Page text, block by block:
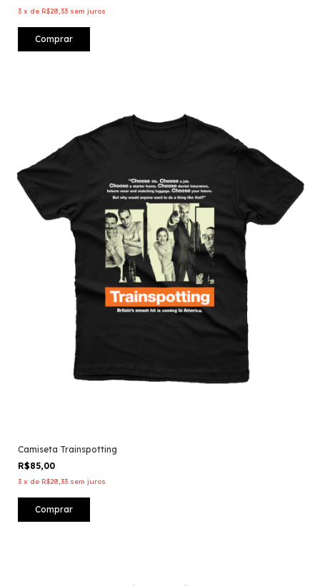
3 x de R$28,33 sem juros
Comprar
Camiseta Trainspotting
R$85,00
3 x de R$28,33 sem juros
Comprar